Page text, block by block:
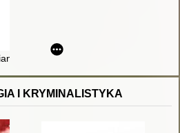
białoruskiej przestrzeni cywilizacyjnej
I KRYMINALISTYKA